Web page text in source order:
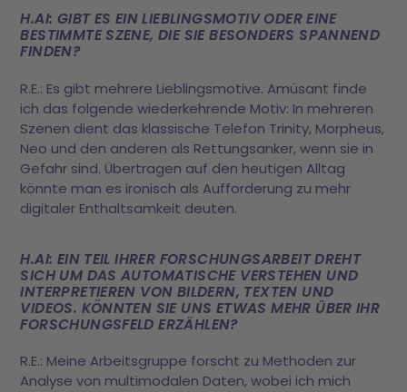
H.AI: GIBT ES EIN LIEBLINGSMOTIV ODER EINE
BESTIMMTE SZENE, DIE SIE BESONDERS SPANNEND
FINDEN?
R.E.: Es gibt mehrere Lieblingsmotive. Amüsant finde
ich das folgende wiederkehrende Motiv: In mehreren
Szenen dient das klassische Telefon Trinity, Morpheus,
Neo und den anderen als Rettungsanker, wenn sie in
Gefahr sind. Übertragen auf den heutigen Alltag
könnte man es ironisch als Aufforderung zu mehr
digitaler Enthaltsamkeit deuten.
H.AI: EIN TEIL IHRER FORSCHUNGSARBEIT DREHT
SICH UM DAS AUTOMATISCHE VERSTEHEN UND
INTERPRETIEREN VON BILDERN, TEXTEN UND
VIDEOS. KÖNNTEN SIE UNS ETWAS MEHR ÜBER IHR
FORSCHUNGSFELD ERZÄHLEN?
R.E.: Meine Arbeitsgruppe forscht zu Methoden zur
Analyse von multimodalen Daten, wobei ich mich